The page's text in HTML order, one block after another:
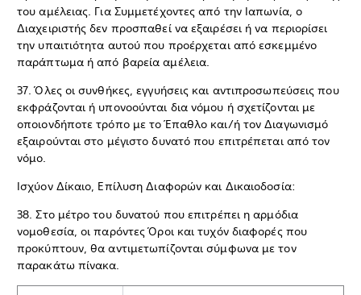
του αμέλειας. Για Συμμετέχοντες από την Ιαπωνία, ο
Διαχειριστής δεν προσπαθεί να εξαιρέσει ή να περιορίσει
την υπαιτιότητα αυτού που προέρχεται από εσκεμμένο
παράπτωμα ή από βαρεία αμέλεια.
37. Όλες οι συνθήκες, εγγυήσεις και αντιπροσωπεύσεις που
εκφράζονται ή υπονοούνται δια νόμου ή σχετίζονται με
οποιονδήποτε τρόπο με το Έπαθλο και/ή τον Διαγωνισμό
εξαιρούνται στο μέγιστο δυνατό που επιτρέπεται από τον
νόμο.
Ισχύον Δίκαιο, Επίλυση Διαφορών και Δικαιοδοσία:
38. Στο μέτρο του δυνατού που επιτρέπει η αρμόδια
νομοθεσία, οι παρόντες Όροι και τυχόν διαφορές που
προκύπτουν, θα αντιμετωπίζονται σύμφωνα με τον
παρακάτω πίνακα.